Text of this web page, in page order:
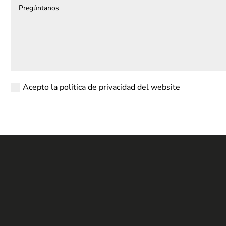
Acepto la política de privacidad del website